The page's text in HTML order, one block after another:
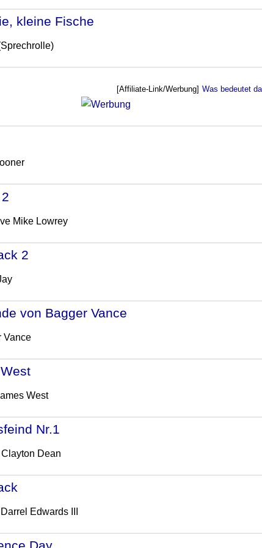
kleine Fische
[Affiliate-Link/Werbung] Was bedeutet
Mike Lowrey
2
von Bagger Vance
Vance
West
Nr.1
Dean
Edwards III
Day